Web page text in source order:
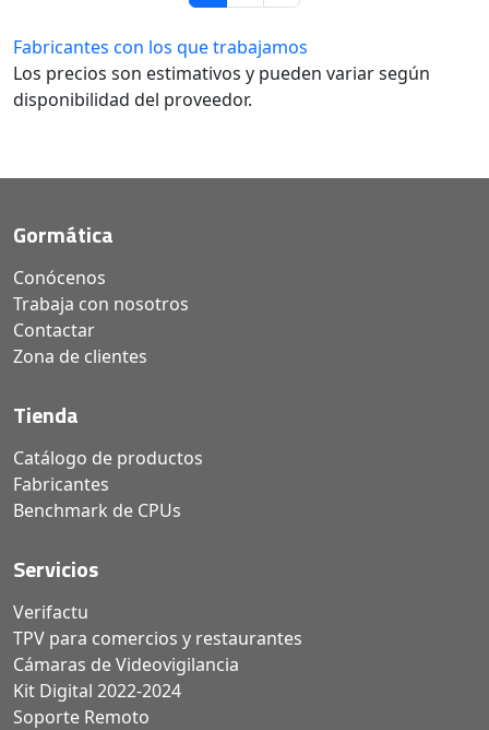
Fabricantes con los que trabajamos
Los precios son estimativos y pueden variar según
disponibilidad del proveedor.
Gormática
Conócenos
Trabaja con nosotros
Contactar
Zona de clientes
Tienda
Catálogo de productos
Fabricantes
Benchmark de CPUs
Servicios
Verifactu
TPV para comercios y restaurantes
Cámaras de Videovigilancia
Kit Digital 2022-2024
Soporte Remoto